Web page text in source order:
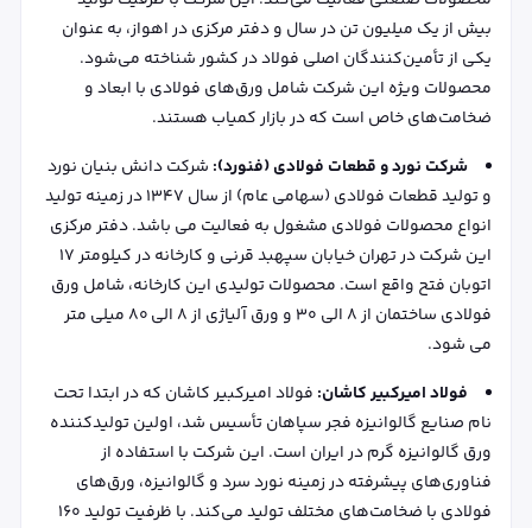
بیش از یک میلیون تن در سال و دفتر مرکزی در اهواز، به عنوان
یکی از تأمین‌کنندگان اصلی فولاد در کشور شناخته می‌شود.
محصولات ویژه این شرکت شامل ورق‌های فولادی با ابعاد و
ضخامت‌های خاص است که در بازار کمیاب هستند.
شرکت نورد و قطعات فولادی (فنورد): شرکت دانش بنیان نورد
و تولید قطعات فولادی (سهامی عام) از سال 1347 در زمینه تولید
انواع محصولات فولادی مشغول به فعالیت می باشد. دفتر مرکزی
این شرکت در تهران خیابان سپهبد قرنی و کارخانه در کیلومتر 17
اتوبان فتح واقع است. محصولات تولیدی این کارخانه، شامل ورق
فولادی ساختمان از 8 الی 30 و ورق آلیاژی از 8 الی 80 میلی متر
می شود.
فولاد امیرکبیر کاشان: فولاد امیرکبیر کاشان که در ابتدا تحت
نام صنایع گالوانیزه فجر سپاهان تأسیس شد، اولین تولیدکننده
ورق گالوانیزه گرم در ایران است. این شرکت با استفاده از
فناوری‌های پیشرفته در زمینه نورد سرد و گالوانیزه، ورق‌های
فولادی با ضخامت‌های مختلف تولید می‌کند. با ظرفیت تولید 160